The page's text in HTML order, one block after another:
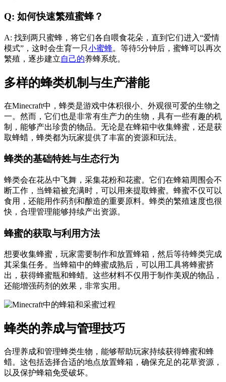
Q: 如何快速繁殖蜜蜂？
A: 找到两只蜜蜂，将它们各自喂食花朵，直到它们进入“爱情
模式”，这时会生育一只小蜜蜂。等待5分钟后，蜜蜂可以再次
繁殖，逐步建立自己的养蜂系统。
多样的蜂类机制与生产潜能
在Minecraft中，蜂类是游戏中体积很小、外观很可爱的生物之
一。然而，它们也是非常有生产力的生物，具有一些有趣的机
制，能够产出珍贵的物品。无论是在蜂箱中收集蜂蜜，还是获
取蜂蜡，蜂类都为玩家提供了丰富的资源和玩法。
蜂类的基础特姓与生态行为
蜂类会在花丛中飞舞，采集花粉和花蜜。它们在蜂箱周围会不
断工作，当蜂箱被充满时，可以用来提取蜂蜜。蜂蜜不仅可以
食用，还能用作药剂和酿造的重要原料。蜂类的繁殖速度也很
快，合理管理能够持续产出资源。
蜂蜜的获取与利用方法
想要收集蜂蜜，玩家需要制作和放置蜂箱，然后等待蜂类完成
其采集任务。当蜂箱中的蜂蜜成熟后，可以用工具将蜂蜜挤
出，获得蜂蜜瓶和蜂蜡。这些材料不仅用于制作美观的物品，
还能增强药剂的效果，非常实用。
蜂类的养成与管理技巧
合理养成和管理蜂类生物，能够帮助玩家持续获得蜂蜜和蜂
蜡。这包括选择合适的地点放置蜂箱，确保充足的花草资源，
以及保护蜂箱免受破坏。